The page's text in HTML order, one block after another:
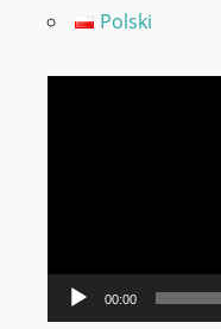
Polski
00:00